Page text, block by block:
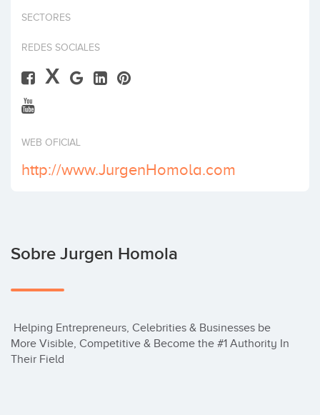
Invertir
SECTORES
REDES SOCIALES
X
WEB OFICIAL
http://www.JurgenHomola.com
Sobre Jurgen Homola
More Visible, Competitive & Become the #1 Authority In
Their Field